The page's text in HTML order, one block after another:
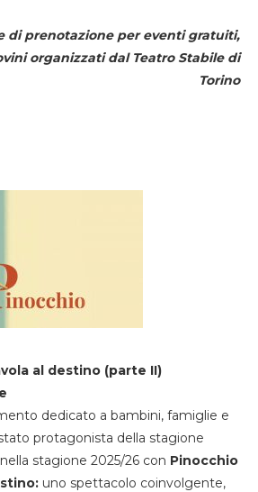
di prenotazione per eventi gratuiti,
organizzati dal Teatro Stabile di
Torino
al destino (parte II)
dedicato a bambini, famiglie e
protagonista della stagione
stagione 2025/26 con Pinocchio
uno spettacolo coinvolgente,